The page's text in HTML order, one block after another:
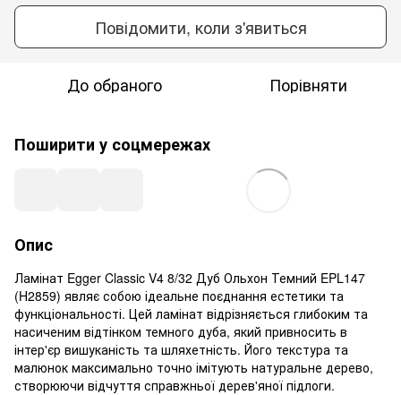
Повідомити, коли з'явиться
До обраного Порівняти
Поширити у соцмережах
Опис
Ламінат Egger Classic V4 8/32 Дуб Ольхон Темний EPL147
(H2859) являє собою ідеальне поєднання естетики та
функціональності. Цей ламінат відрізняється глибоким та
насиченим відтінком темного дуба, який привносить в
інтер'єр вишуканість та шляхетність. Його текстура та
малюнок максимально точно імітують натуральне дерево,
створюючи відчуття справжньої дерев'яної підлоги.